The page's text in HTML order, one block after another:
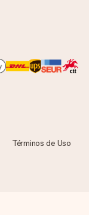
Términos de Uso